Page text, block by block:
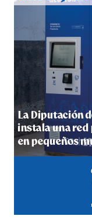
5º DÍA DE LAS
hace 4 días·